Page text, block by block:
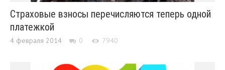
Страховые взносы перечисляются теперь одной
платежкой
4 февраля 2014 0 7940